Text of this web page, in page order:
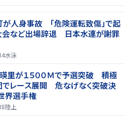
が人身事故 「危険運転致傷」で起
など出場辞退 日本水連が謝罪
水泳
里が１５００Ｍで予選突破 積極
でレース展開 危なげなく突破決
界選手権
陸上